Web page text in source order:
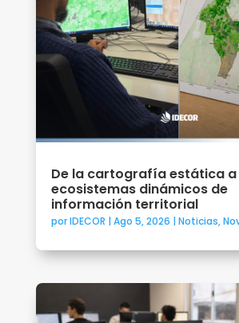
De la cartografía estática a
ecosistemas dinámicos de
información territorial
porIDECOR | Ago 5, 2026 | Noticias,